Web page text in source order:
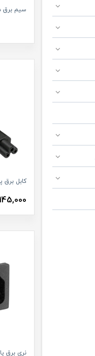
سیم برق
کابل برق
145,000 تومان
نری برق